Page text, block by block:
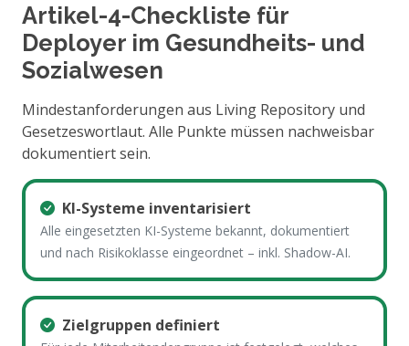
Artikel-4-Checkliste für
Deployer im Gesundheits- und
Sozialwesen
Mindestanforderungen aus Living Repository und
Gesetzeswortlaut. Alle Punkte müssen nachweisbar
dokumentiert sein.
KI-Systeme inventarisiert
Alle eingesetzten KI-Systeme bekannt, dokumentiert
und nach Risikoklasse eingeordnet – inkl. Shadow-AI.
Zielgruppen definiert